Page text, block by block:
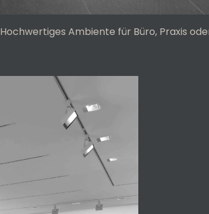
Hochwertiges Ambiente für Büro, Praxis